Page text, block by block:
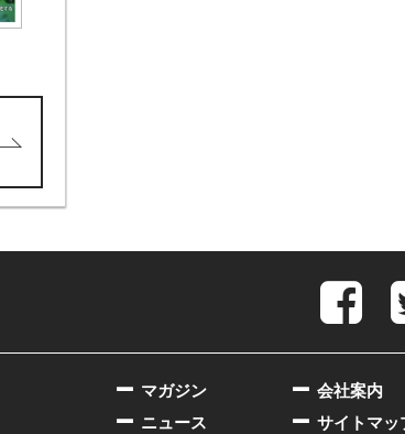
会社案内
サイトマッ
マガジン
ニュース